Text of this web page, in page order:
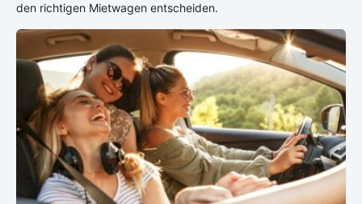
den richtigen Mietwagen entscheiden.